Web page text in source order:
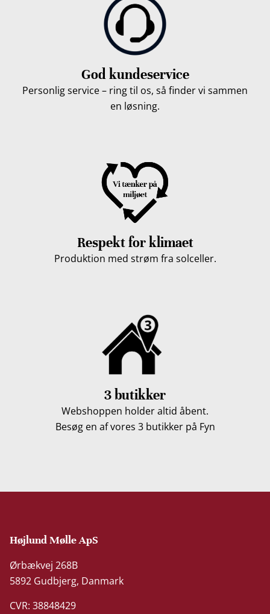
God kundeservice
Personlig service – ring til os, så finder vi sammen
en løsning.
Respekt for klimaet
Produktion med strøm fra solceller.
3 butikker
Webshoppen holder altid åbent.
Besøg en af vores 3 butikker på Fyn
Højlund Mølle ApS
Ørbækvej 268B
5892 Gudbjerg, Danmark
CVR: 38848429